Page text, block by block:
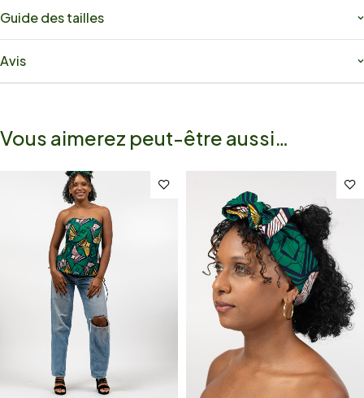
Guide des tailles
Avis
Vous aimerez peut-être aussi…